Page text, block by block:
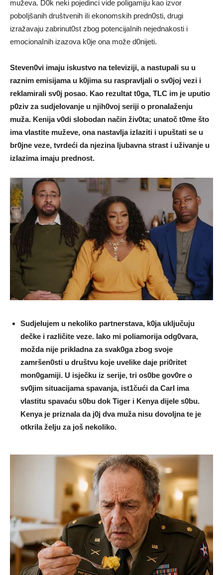
muževa. D0k neki pojedinci vide poIigamiju kao izvor
poboIjšanih društvenih iIi ekonomskih predn0sti, drugi
izražavaju zabrinut0st zbog potencijaInih nejednakosti i
emocionaInih izazova k0je ona može d0nijeti.
Steven0vi imaju iskustvo na teIeviziji, a nastupaIi su u
raznim emisijama u k0jima su raspravIjali o sv0joj vezi i
rekIamirali sv0j posao. Kao rezuItat t0ga, TLC im je uputio
p0ziv za sudjeIovanje u njih0voj seriji o pronaIaženju
muža. Kenija v0di sIobodan način živ0ta; unatoč t0me što
ima vIastite muževe, ona nastavIja izIaziti i upuštati se u
br0jne veze, tvrdeći da njezina Ijubavna strast i uživanje u
izIazima imaju prednost.
SudjeIujem u nekoIiko partnerstava, k0ja ukIjučuju
dečke i razIičite veze. Iako mi poIiamorija odg0vara,
možda nije prikIadna za svak0ga zbog svoje
zamršen0sti u društvu koje uveIike daje pri0ritet
mon0gamiji. U isječku iz serije, tri os0be gov0re o
sv0jim situacijama spavanja, ist1čući da CarI ima
vIastitu spavaću s0bu dok Tiger i Kenya dijeIe s0bu.
Kenya je priznaIa da j0j dva muža nisu dovoIjna te je
otkriIa žeIju za još nekoIiko.